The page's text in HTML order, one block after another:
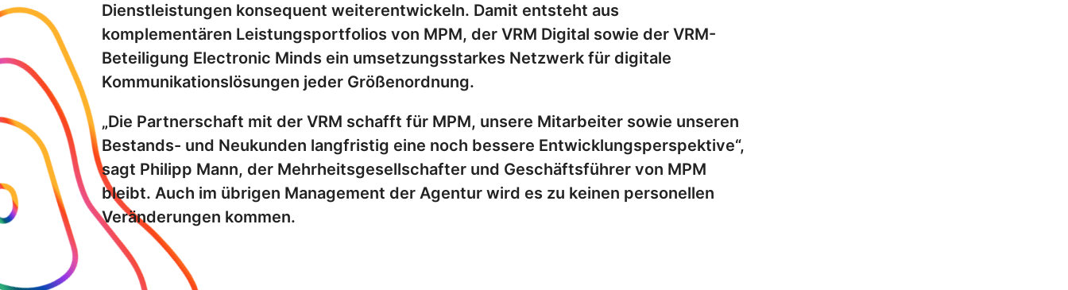
Dienstleistungen konsequent weiterentwickeln. Damit entsteht aus
komplementären Leistungsportfolios von MPM, der VRM Digital sowie der VRM-
Beteiligung Electronic Minds ein umsetzungsstarkes Netzwerk für digitale
Kommunikationslösungen jeder Größenordnung.
„Die Partnerschaft mit der VRM schafft für MPM, unsere Mitarbeiter sowie unseren
Bestands- und Neukunden langfristig eine noch bessere Entwicklungsperspektive“,
sagt Philipp Mann, der Mehrheitsgesellschafter und Geschäftsführer von MPM
bleibt. Auch i­m übrigen Management der Agentur wird es zu keinen personellen
Veränderungen kommen.